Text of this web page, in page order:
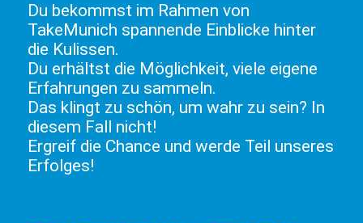
Du bekommst im Rahmen von
TakeMunich spannende Einblicke hinter
die Kulissen.
Du erhältst die Möglichkeit, viele eigene
Erfahrungen zu sammeln.
Das klingt zu schön, um wahr zu sein? In
diesem Fall nicht!
Ergreif die Chance und werde Teil unseres
Erfolges!